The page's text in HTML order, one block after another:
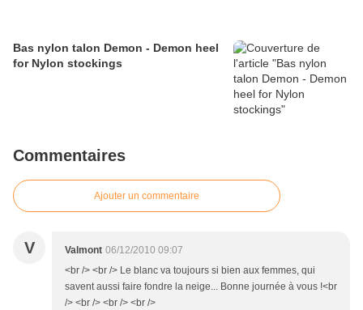
Bas nylon talon Demon - Demon heel
for Nylon stockings
Commentaires
Ajouter un commentaire
V Valmont 06/12/2010 09:07
<br /> <br /> Le blanc va toujours si bien aux femmes, qui
savent aussi faire fondre la neige... Bonne journée à vous !<br
/> <br /> <br /> <br />